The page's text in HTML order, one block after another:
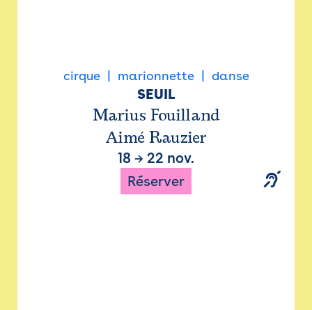
cirque marionnette danse
SEUIL
Marius Fouilland
Aimé Rauzier
18 → 22 nov.
Réserver